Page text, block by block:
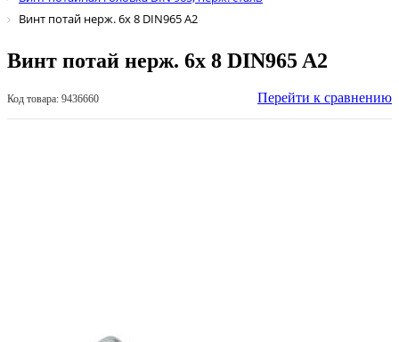
Винт потай нерж. 6х 8 DIN965 A2
Винт потай нерж. 6х 8 DIN965 A2
Код товара: 9436660 Перейти к сравнению